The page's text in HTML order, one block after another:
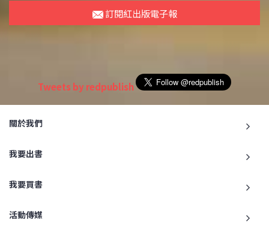
訂閱紅出版電子報
Tweets by redpublish
關於我們
我要出書
我要買書
活動傳媒